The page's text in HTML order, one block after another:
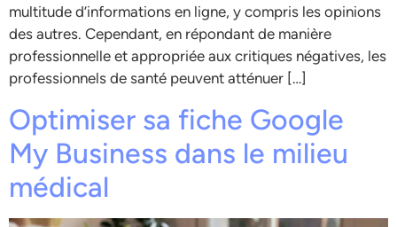
multitude d’informations en ligne, y compris les opinions
des autres. Cependant, en répondant de manière
professionnelle et appropriée aux critiques négatives, les
professionnels de santé peuvent atténuer […]
Optimiser sa fiche Google
My Business dans le milieu
médical